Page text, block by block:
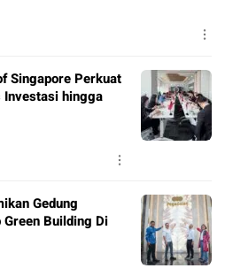
Singapore Perkuat
Investasi hingga
Gedung
Green Building Di